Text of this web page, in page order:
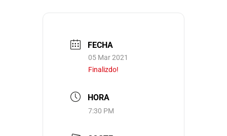
FECHA
05 Mar 2021
Finalizdo!
HORA
7:30 PM